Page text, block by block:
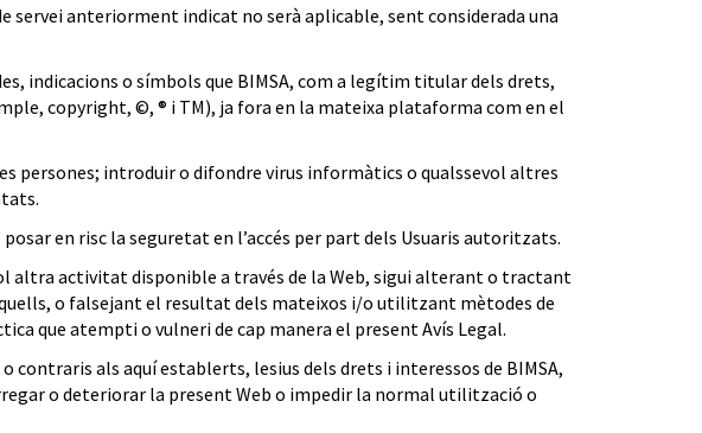
servei anteriorment indicat no serà aplicable, sent considerada una
indicacions o símbols que BIMSA, com a legítim titular dels drets,
copyright, ©, ® i TM), ja fora en la mateixa plataforma com en el
persones; introduir o difondre virus informàtics o qualssevol altres
en risc la seguretat en l’accés per part dels Usuaris autoritzats.
altra activitat disponible a través de la Web, sigui alterant o tractant
o falsejant el resultat dels mateixos i/o utilitzant mètodes de
que atempti o vulneri de cap manera el present Avís Legal.
als aquí establerts, lesius dels drets i interessos de BIMSA,
o deteriorar la present Web o impedir la normal utilització o